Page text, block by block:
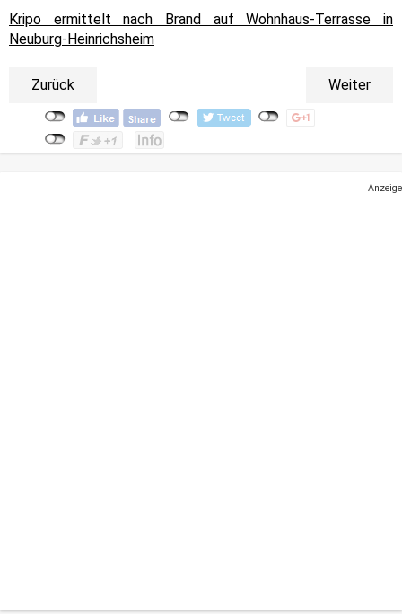
Kripo ermittelt nach Brand auf Wohnhaus-Terrasse in
Neuburg-Heinrichsheim
Zurück Weiter
Anzeige